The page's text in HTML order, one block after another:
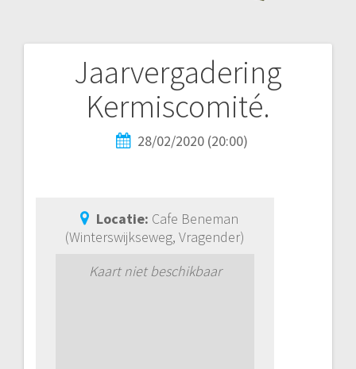
Jaarvergadering
Kermiscomité.
28/02/2020 (20:00)
Locatie: Cafe Beneman
(Winterswijkseweg, Vragender)
Kaart niet beschikbaar